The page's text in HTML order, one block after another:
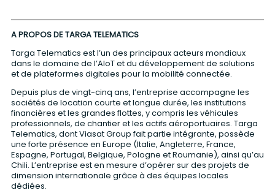
A PROPOS DE TARGA TELEMATICS
Targa Telematics est l’un des principaux acteurs mondiaux
dans le domaine de l’AIoT et du développement de solutions
et de plateformes digitales pour la mobilité connectée.
Depuis plus de vingt-cinq ans, l’entreprise accompagne les
sociétés de location courte et longue durée, les institutions
financières et les grandes flottes, y compris les véhicules
professionnels, de chantier et les actifs aéroportuaires. Targa
Telematics, dont Viasat Group fait partie intégrante, possède
une forte présence en Europe (Italie, Angleterre, France,
Espagne, Portugal, Belgique, Pologne et Roumanie), ainsi qu’au
Chili. L’entreprise est en mesure d’opérer sur des projets de
dimension internationale grâce à des équipes locales
dédiées.